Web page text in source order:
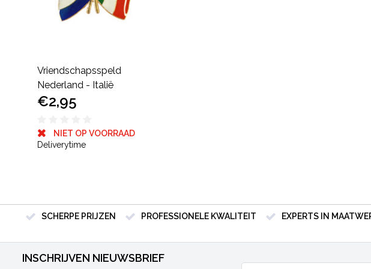
Vriendschapsspeld
Nederland - Italië
€2,95
NIET OP VOORRAAD
Deliverytime
SCHERPE PRIJZEN PROFESSIONELE KWALITEIT EXPERTS IN
INSCHRIJVEN NIEUWSBRIEF